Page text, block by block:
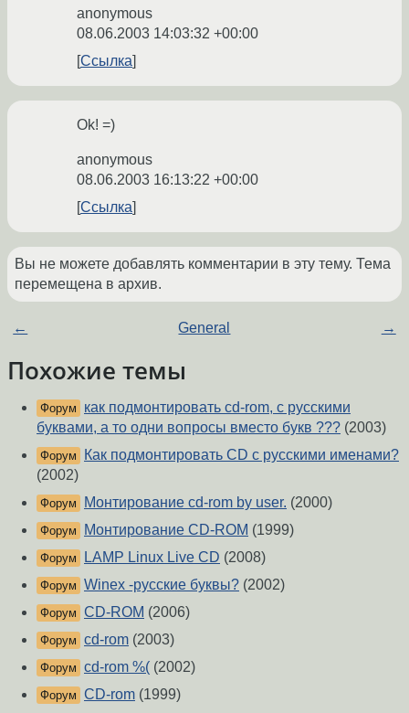
anonymous
08.06.2003 14:03:32 +00:00
Ссылка
Ok! =)
anonymous
08.06.2003 16:13:22 +00:00
Ссылка
Вы не можете добавлять комментарии в эту тему. Тема
перемещена в архив.
← General →
Похожие темы
Форум
как подмонтировать cd-rom, с русскими
буквами, а то одни вопросы вместо букв ??? (2003)
Форум
Как подмонтировать CD с русскими именами?
(2002)
Форум Монтирование cd-rom by user. (2000)
Форум Монтирование CD-ROM (1999)
Форум LAMP Linux Live CD (2008)
Форум Winex -русские буквы? (2002)
Форум CD-ROM (2006)
Форум cd-rom (2003)
Форум cd-rom %( (2002)
Форум CD-rom (1999)